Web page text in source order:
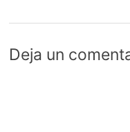
Deja un